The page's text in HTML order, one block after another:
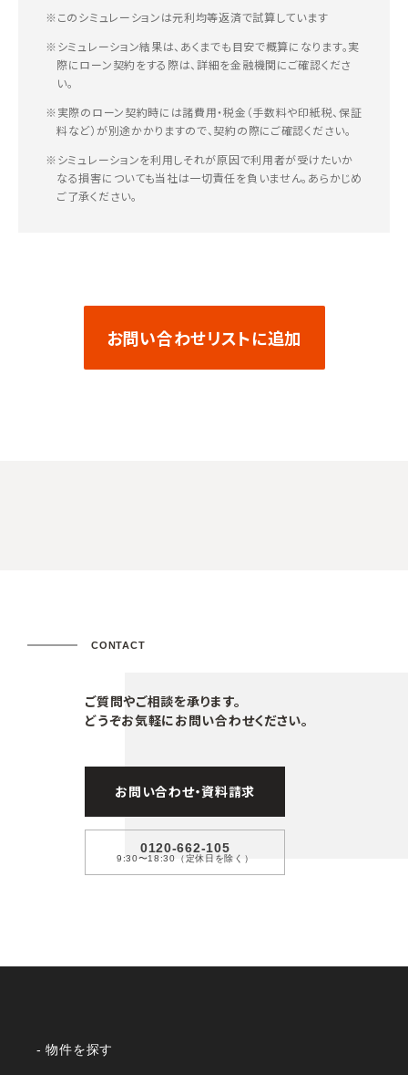
※このシミュレーションは元利均等返済で試算しています
※シミュレーション結果は、あくまでも目安で概算になります。実
際にローン契約をする際は、詳細を金融機関にご確認くださ
い。
※実際のローン契約時には諸費用・税金（手数料や印紙税、保証
料など）が別途かかりますので、契約の際にご確認ください。
※シミュレーションを利用しそれが原因で利用者が受けたいか
なる損害についても当社は一切責任を負いません。あらかじめ
ご了承ください。
お問い合わせリストに追加
CONTACT
ご質問やご相談を承ります。
どうぞお気軽にお問い合わせください。
お問い合わせ・資料請求
0120-662-105
9:30〜18:30（定休日を除く）
- 物件を探す